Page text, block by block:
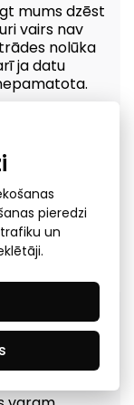
mums dzēst
vairs nav
nolūka
ja datu
kamēr
esat
savus
iebildis pret
(sk.
pret
ka mums
Jūsu
uz
pieredzi
un